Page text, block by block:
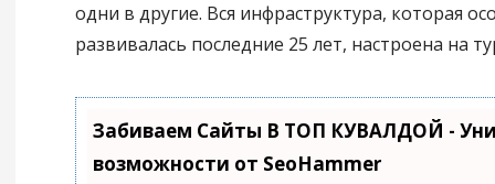
одни в другие. Вся инфраструктура, которая
развивалась последние 25 лет, настроена на
Забиваем Сайты В ТОП КУВАЛДОЙ -
возможности от SeoHammer